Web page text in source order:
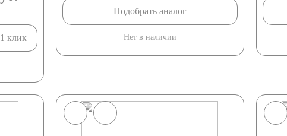
клик
Подобрать аналог
Нет в наличии